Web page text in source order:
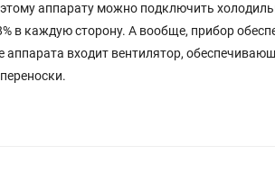
аппарату можно подключить
в каждую сторону. А вообще, прибор
входит вентилятор,